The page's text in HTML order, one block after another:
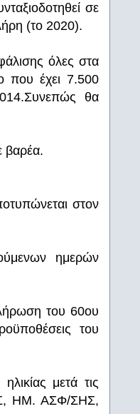
σε
(το 2020).
όλες στα
που έχει 7.500
θα
βαρέα.
στον
ημερών
του 60ου
του
μετά τις
ΗΜ. ΑΣΦ/ΣΗΣ,